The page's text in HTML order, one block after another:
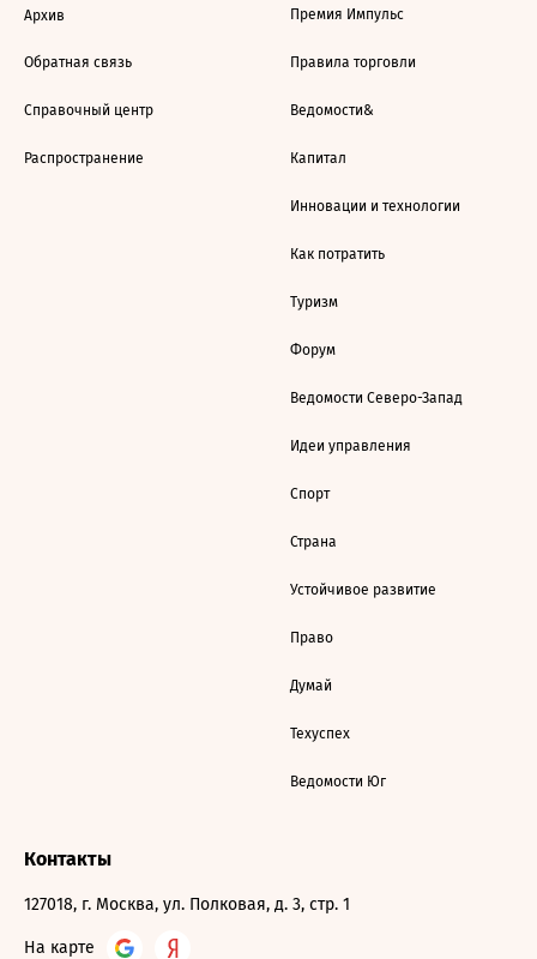
Архив
Обратная связь
Справочный центр
Распространение
Премия Импульс
Правила торговли
Ведомости&
Капитал
Инновации и технологии
Как потратить
Туризм
Форум
Ведомости Северо-Запад
Идеи управления
Спорт
Страна
Устойчивое развитие
Право
Думай
Техуспех
Ведомости Юг
Контакты
127018, г. Москва, ул. Полковая, д. 3, стр. 1
На карте